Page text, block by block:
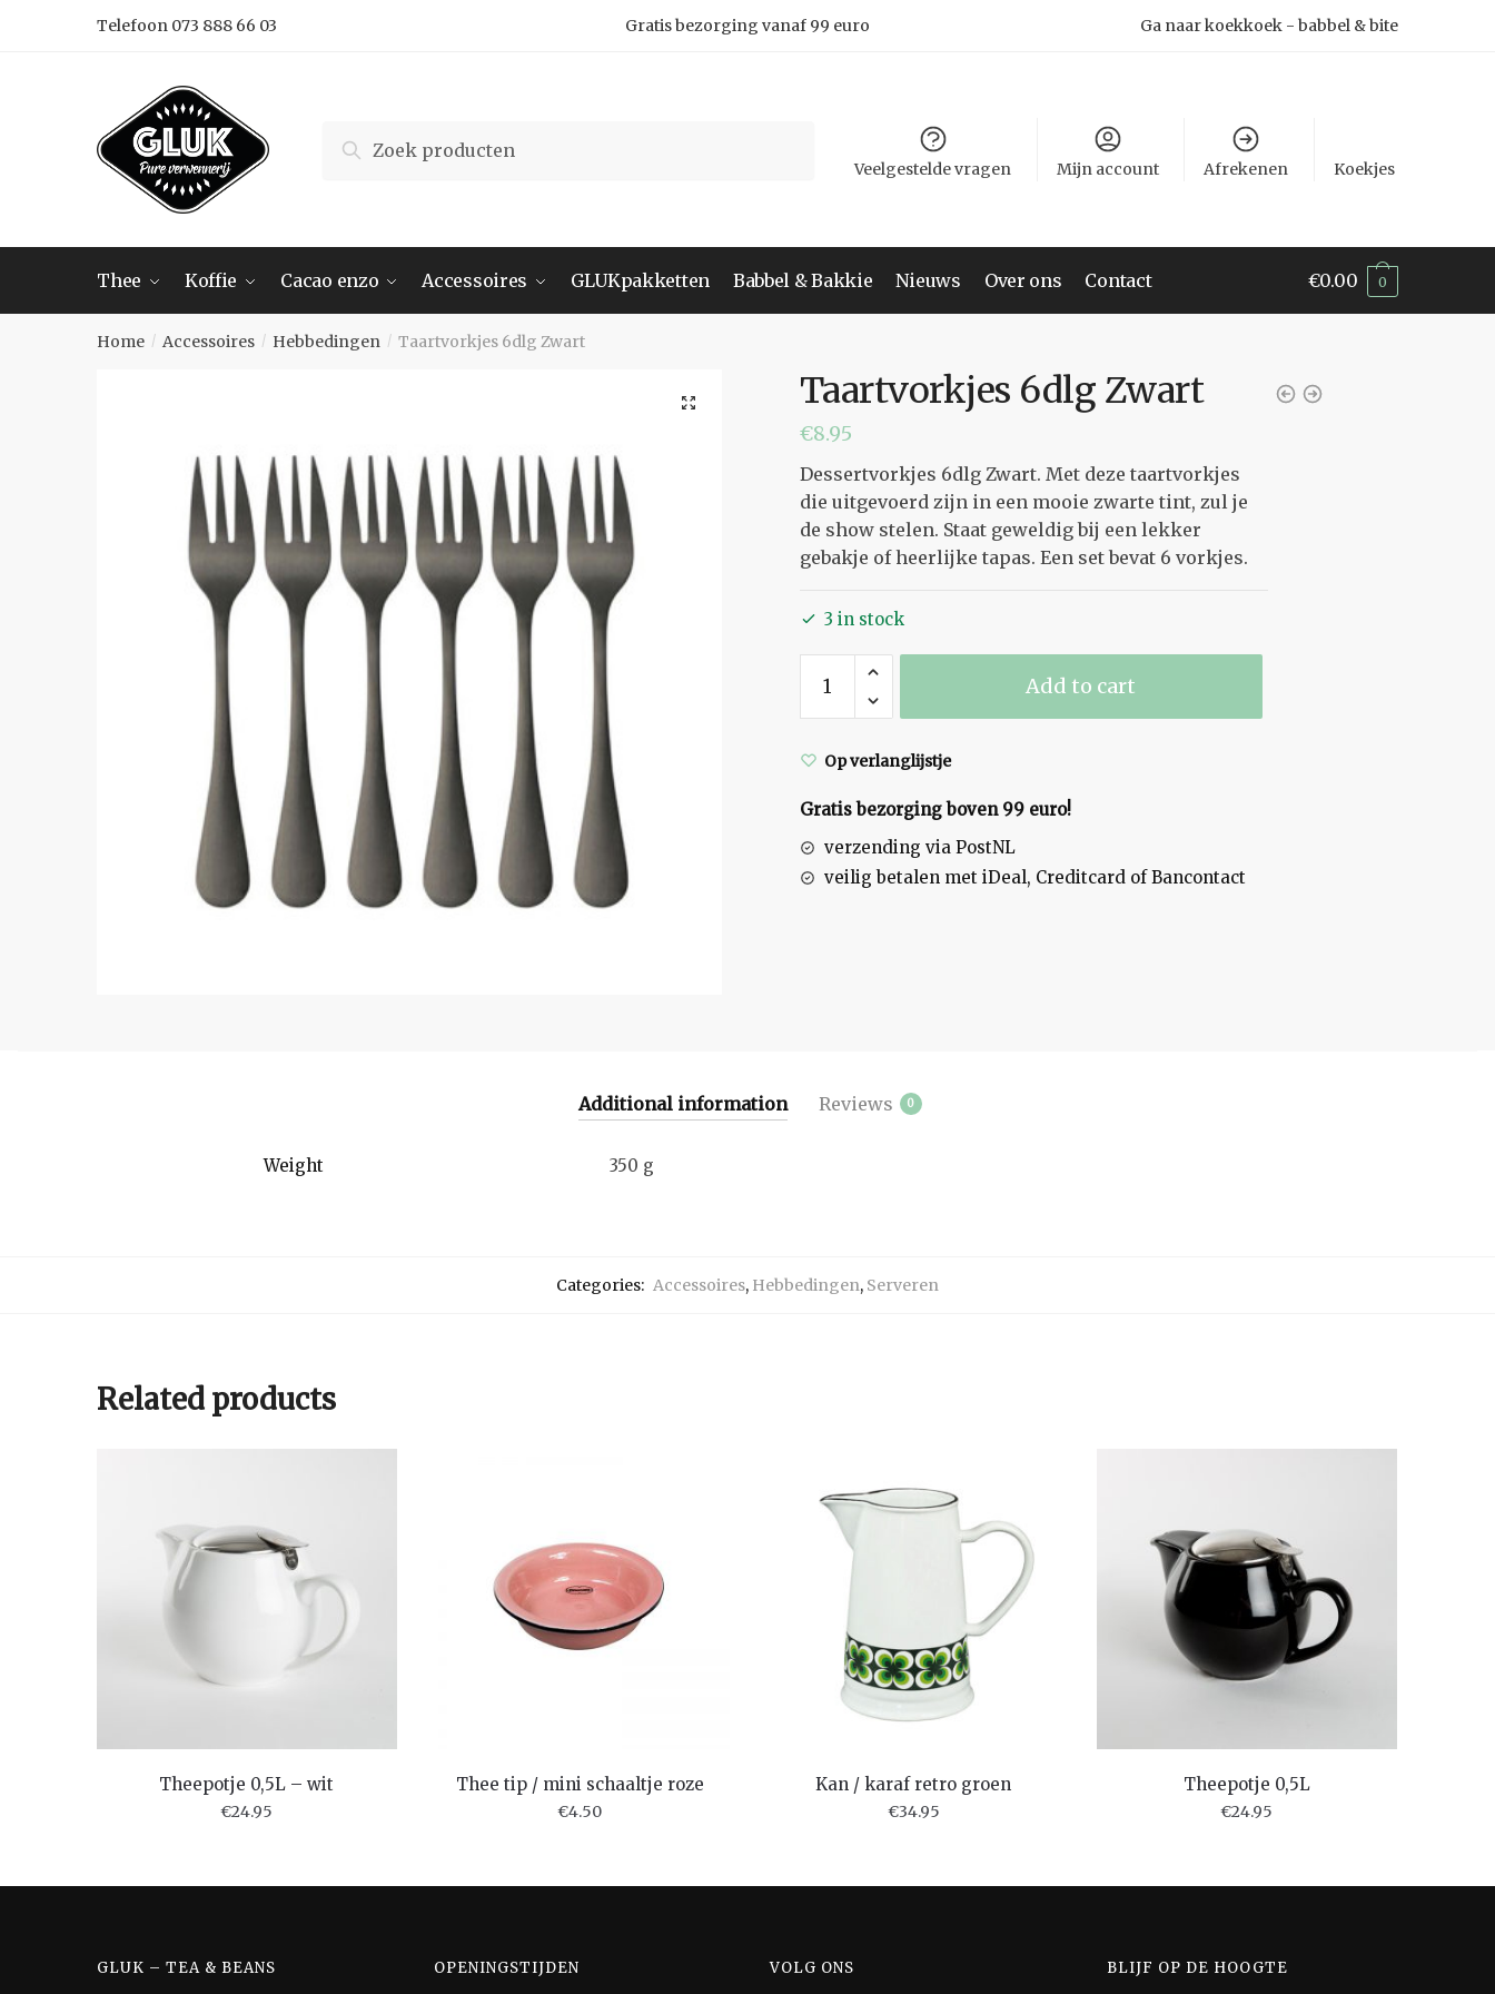
Telefoon 073 888 66 03 Gratis bezorging vanaf 99 euro Ga naar koekkoek - babbel & bite
for:
Search
Veelgestelde vragen Mijn account Afrekenen Koekjes
Thee Koffie Cacao enzo Accessoires GLUKpakketten Babbel & Bakkie Nieuws Over ons Contact €0.00 0
Home / Accessoires / Hebbedingen / Taartvorkjes 6dlg Zwart
Taartvorkjes 6dlg Zwart
€8.95
Dessertvorkjes 6dlg Zwart. Met deze taartvorkjes
die uitgevoerd zijn in een mooie zwarte tint, zul je
de show stelen. Staat geweldig bij een lekker
gebakje of heerlijke tapas. Een set bevat 6 vorkjes.
3 in stock
Taartvorkjes
6dlg
Zwart
quantity
Add to cart
Op verlanglijstje
Gratis bezorging boven 99 euro!
verzending via PostNL
veilig betalen met iDeal, Creditcard of Bancontact
Additional information Reviews 0
Weight 350 g
Categories: Accessoires, Hebbedingen, Serveren
Related products
Theepotje 0,5L – wit
€24.95
Thee tip / mini schaaltje roze
€4.50
Kan / karaf retro groen
€34.95
Theepotje 0,5L
€24.95
GLUK – TEA & BEANS OPENINGSTIJDEN VOLG ONS BLIJF OP DE HOOGTE